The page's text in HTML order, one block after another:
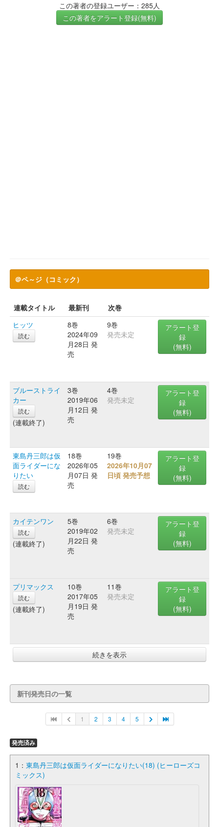
この著者の登録ユーザー：285人
この著者をアラート登録(無料)
＠ペ～ジ（コミック）
連載タイトル 最新刊
次巻
ヒッツ
読む
8巻
2024年09
月28日 発
売
9巻
発売未定
アラート登
録
(無料)
ブルーストライ
カー
読む
(連載終了)
3巻
2019年06
月12日 発
売
4巻
発売未定
アラート登
録
(無料)
東島丹三郎は仮
面ライダーにな
りたい
読む
18巻
2026年05
月07日 発
売
19巻
2026年10月07
日頃 発売予想
アラート登
録
(無料)
カイテンワン
読む
(連載終了)
5巻
2019年02
月22日 発
売
6巻
発売未定
アラート登
録
(無料)
プリマックス
読む
(連載終了)
10巻
2017年05
月19日 発
売
11巻
発売未定
アラート登
録
(無料)
続きを表示
新刊発売日の一覧
1 2 3 4 5
発売済み
1： 東島丹三郎は仮面ライダーになりたい(18) (ヒーローズコ
ミックス)